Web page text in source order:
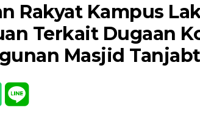
Rakyat Kampus
Terkait Dugaan
Masjid